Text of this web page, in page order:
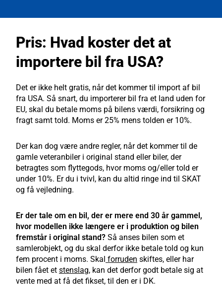
Pris: Hvad koster det at
importere bil fra USA?
Det er ikke helt gratis, når det kommer til import af bil
fra USA. Så snart, du importerer bil fra et land uden for
EU, skal du betale moms på bilens værdi, forsikring og
fragt samt told. Moms er 25% mens tolden er 10%.
Der kan dog være andre regler, når det kommer til de
gamle veteranbiler i original stand eller biler, der
betragtes som flyttegods, hvor moms og/eller told er
under 10%. Er du i tvivl, kan du altid ringe ind til SKAT
og få vejledning.
Er der tale om en bil, der er mere end 30 år gammel,
hvor modellen ikke længere er i produktion og bilen
fremstår i original stand? Så anses bilen som et
samlerobjekt, og du skal derfor ikke betale told og kun
fem procent i moms. Skal forruden skiftes, eller har
bilen fået et stenslag, kan det derfor godt betale sig at
vente med at få det fikset, til den er i DK.